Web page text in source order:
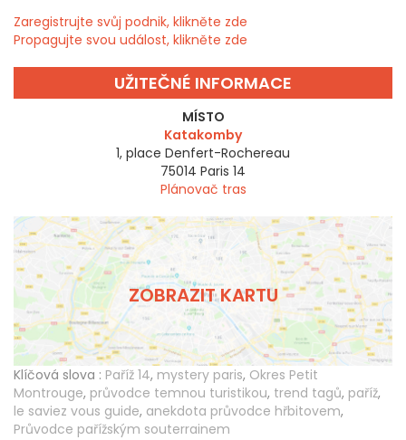
Zaregistrujte svůj podnik, klikněte zde
Propagujte svou událost, klikněte zde
UŽITEČNÉ INFORMACE
MÍSTO
Katakomby
1, place Denfert-Rochereau
75014 Paris 14
Plánovač tras
ZOBRAZIT KARTU
Klíčová slova : Paříž 14, mystery paris, Okres Petit
Montrouge, průvodce temnou turistikou, trend tagů, paříž,
le saviez vous guide, anekdota průvodce hřbitovem,
Průvodce pařížským souterrainem